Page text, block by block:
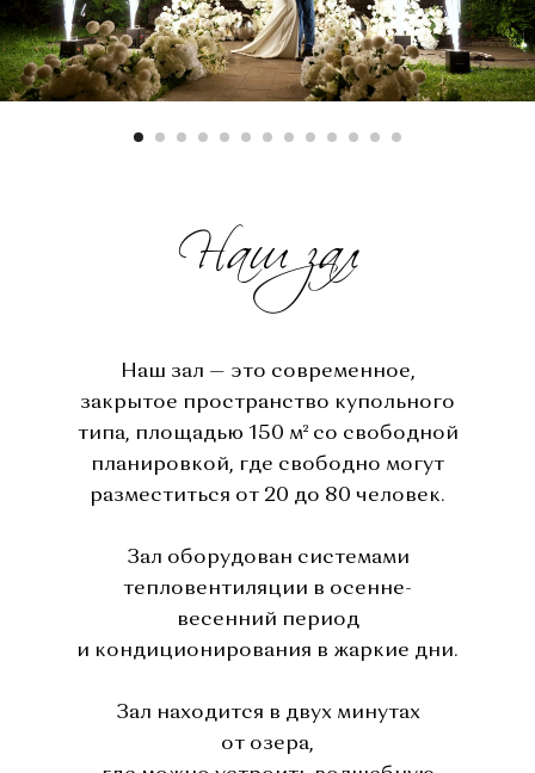
Наш зал
Наш зал — это современное,
закрытое пространство купольного
типа, площадью 150 м² со свободной
планировкой, где свободно могут
разместиться от 20 до 80 человек.
Зал оборудован системами
тепловентиляции в осенне-
весенний период
и кондиционирования в жаркие дни.
Зал находится в двух минутах
от озера,